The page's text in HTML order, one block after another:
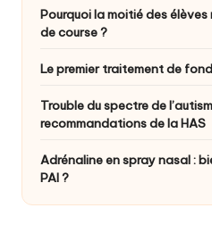
Pourquoi la moitié des
de course ?
Le premier traitement de
Trouble du spectre de
recommandations de la HAS
Adrénaline en spray nasal :
PAI ?